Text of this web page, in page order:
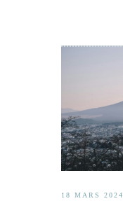
18 MARS 2024